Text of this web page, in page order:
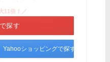
11倍！／
探す
Yahooショッピングで探す